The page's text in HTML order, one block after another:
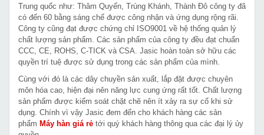
Trung quốc như: Thâm Quyến, Trùng Khánh, Thành Đô công ty đã
có đến 60 bằng sáng chế được công nhận và ứng dụng rộng rãi.
Công ty cũng đạt được chứng chỉ ISO9001 về hệ thống quản lý
chất lượng sản phẩm. Các sản phẩm của công ty đều đạt chuẩn
CCC, CE, ROHS, C-TICK và CSA. Jasic hoàn toàn sở hữu các
quyền trí tuệ được sử dụng trong các sản phẩm của mình.
Cùng với đó là các dây chuyền sản xuất, lắp đặt được chuyên
môn hóa cao, hiện đại nên năng lực cung ứng rất tốt. Chất lượng
sản phẩm được kiểm soát chặt chẽ nên ít xảy ra sự cố khi sử
dụng. Chính vì vậy Jasic đem đến cho khách hàng các sản
phẩm Máy hàn giá rẻ tới quý khách hàng thông qua các đại lý ủy